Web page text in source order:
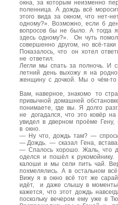
окна, за которым неизменно
поленница. А дождь всё
этого вида за окном, что нет-
одному?». Возможно, если б
вопросов бы не было. А тогда
здесь одному?». Он чуть
совершенно другом, но всё-
Показалось, что он хотел
не ответил.
Легли мы спать за полночь. И
летний день выхожу я на
женщину с дочкой. Мы о чём-то
Вам, наверное, знакомо то
привычной домашней
понимаете, где вы. Я долго
не догадался, что это ковёр
увидел в дверном проёме
в окно.
— Ну что, дождь там? —
— Дождь. — сказал Гена,
— Спалось хорошо. Жаль, что
оделся и пошёл к
калоши и мы сели пить чай.
похмелялись. А в остальном
Вижу я в окно всё тот же
идёт, и даже слышу в
кажется, что этот дождь
поскольку вечером ему уже в